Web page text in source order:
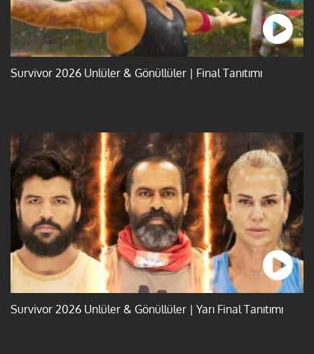
Survivor 2026 Ünlüler & Gönüllüler | Final Tanıtımı
Survivor 2026 Ünlüler & Gönüllüler | Yarı Final Tanıtımı